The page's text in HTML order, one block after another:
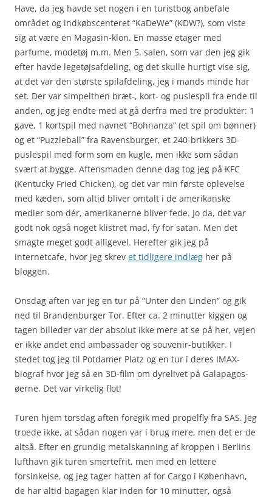
Have, da jeg havde set nogen i en turistbog anbefale
området og indkøbscenteret “KaDeWe” (KDW?), som viste
sig at være en Magasin-klon. En masse etager med
parfume, modetøj m.m. Men 5. salen, som var den jeg gik
efter havde legetøjsafdeling, og det skulle hurtigt vise sig,
at det var den største spilafdeling, jeg i mands minde har
set. Der var simpelthen bræt-, kort- og puslespil fra ende til
anden, og jeg endte med at gå derfra med tre produkter: 1
gave, 1 kortspil med navnet “Bohnanza” (et spil om bønner)
og et “Puzzleball” fra Ravensburger, et 240-brikkers 3D-
puslespil med form som en kugle, men ikke som sådan
svært at bygge. Aftensmaden denne dag tog jeg på KFC
(Kentucky Fried Chicken), og det var min første oplevelse
med kæden, som altid bliver omtalt i de amerikanske
medier som dér, amerikanerne bliver fede. Jo da, det var
godt nok også noget klistret mad, fy for satan. Men det
smagte meget godt alligevel. Herefter gik jeg på
internetcafe, hvor jeg skrev et tidligere indlæg her på
bloggen.
Onsdag aften var jeg en tur på “Unter den Linden” og gik
ned til Brandenburger Tor. Efter ca. 2 minutter kiggen og
tagen billeder var der absolut ikke mere at se på her, vejen
er ikke andet end ambassader og souvenir-butikker. I
stedet tog jeg til Potdamer Platz og en tur i deres IMAX-
biograf hvor jeg så en 3D-film om dyrelivet på Galapagos-
øerne. Det var virkelig flot!
Turen hjem torsdag aften foregik med propelfly fra SAS. Jeg
troede ikke, at sådan nogen var i brug mere, men det er de
altså. Efter en grundig metalskanning af kroppen i Berlins
lufthavn gik turen smertefrit, men med en lettere
forsinkelse, og jeg tager hatten af for Cargo i København,
de har altid bagagen klar inden for 10 minutter, også